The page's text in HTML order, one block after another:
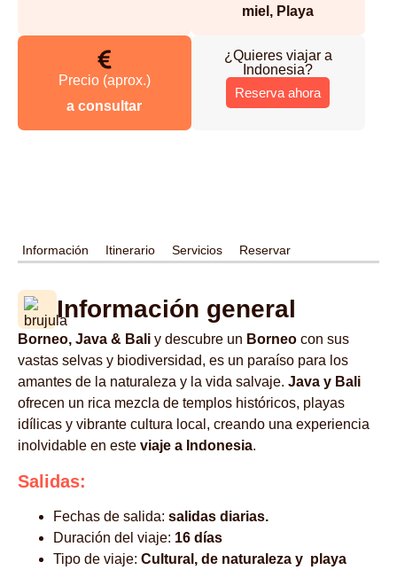
miel , Playa
Precio (aprox.)
a consultar
¿Quieres viajar a
Indonesia?
Reserva ahora
Información Itinerario Servicios Reservar
Información general
Borneo, Java & Bali y descubre un Borneo con sus
vastas selvas y biodiversidad, es un paraíso para los
amantes de la naturaleza y la vida salvaje. Java y Bali
ofrecen un rica mezcla de templos históricos, playas
idílicas y vibrante cultura local, creando una experiencia
inolvidable en este viaje a Indonesia.
Salidas:
Fechas de salida: salidas diarias.
Duración del viaje: 16 días
Tipo de viaje: Cultural, de naturaleza y playa